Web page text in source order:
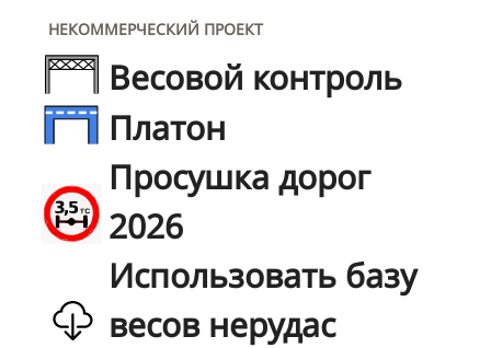
НЕКОММЕРЧЕСКИЙ ПРОЕКТ
Весовой контроль
Платон
Просушка дорог
2026
Использовать базу
весов нерудас